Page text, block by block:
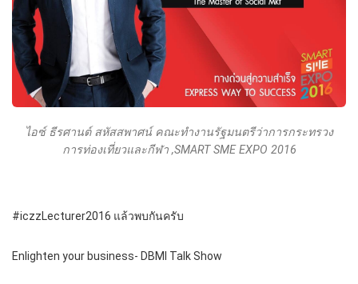
ไอซ์ ธีรศานต์ สหัสสพาศน์ คณะทำงานรัฐมนตรีว่าการกระทรวง
การท่องเที่ยวและกีฬา ,SMART SME EXPO 2016
#iczzLecturer2016 แล้วพบกันครับ
Enlighten your business- DBMI Talk Show